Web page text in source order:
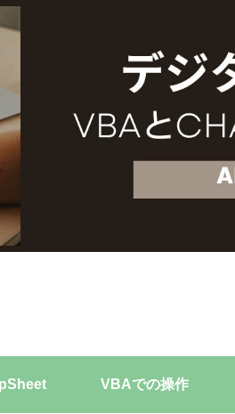
VBAでの操作